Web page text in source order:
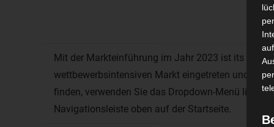
Mit der Markteinführung im Jahr 2023 ist its in
wettbewerbsintensiven Markt eingetreten und
finden, verwenden Sie das Dropdown-Menü links
Navigationsleiste oben auf der Startseite.